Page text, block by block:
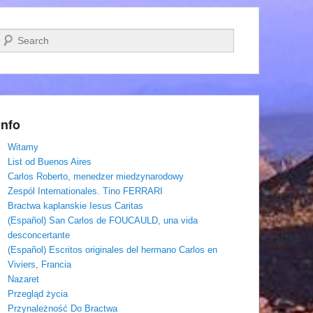
Szukaj
Witamy
List od Buenos Aires
Carlos Roberto, menedzer miedzynarodowy
Zespól Internationales. Tino FERRARI
Bractwa kaplanskie Iesus Caritas
(Español) San Carlos de FOUCAULD, una vida
desconcertante
(Español) Escritos originales del hermano Carlos en
Viviers, Francia
Nazaret
Przegląd życia
Przynależność Do Bractwa